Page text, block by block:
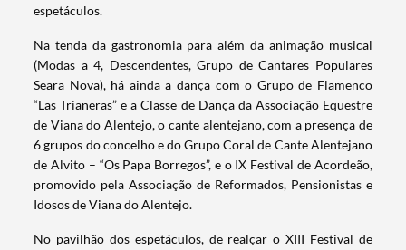
espetáculos.
Na tenda da gastronomia para além da animação musical
(Modas a 4, Descendentes, Grupo de Cantares Populares
Seara Nova), há ainda a dança com o Grupo de Flamenco
“Las Trianeras” e a Classe de Dança da Associação Equestre
de Viana do Alentejo, o cante alentejano, com a presença de
6 grupos do concelho e do Grupo Coral de Cante Alentejano
de Alvito – “Os Papa Borregos”, e o IX Festival de Acordeão,
promovido pela Associação de Reformados, Pensionistas e
Idosos de Viana do Alentejo.
No pavilhão dos espetáculos, de realçar o XIII Festival de